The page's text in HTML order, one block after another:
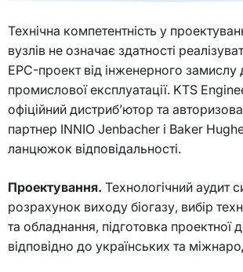
Технічна компетентність у
вузлів не означає здатності
EPC-проект від інженерного замислу
промислової експлуатації. KTS
офіційний дистриб’ютор та
партнер INNIO Jenbacher і Baker
ланцюжок відповідальності.
Проектування. Технологічний аудит
розрахунок виходу біогазу, вибір
та обладнання, підготовка проектної
відповідно до українських та